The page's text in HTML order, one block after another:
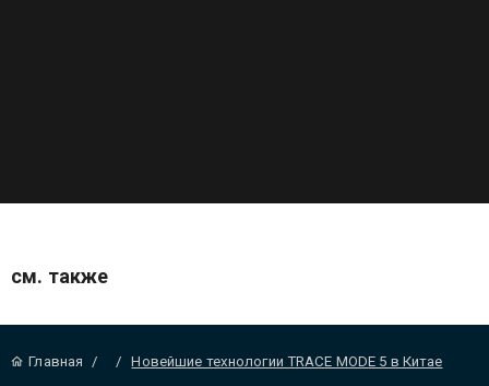
см. также
Главная / / Новейшие технологии TRACE MODE 5 в Китае